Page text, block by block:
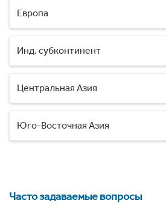
Европа
Инд. субконтинент
Центральная Азия
Юго-Восточная Азия
Часто задаваемые вопросы